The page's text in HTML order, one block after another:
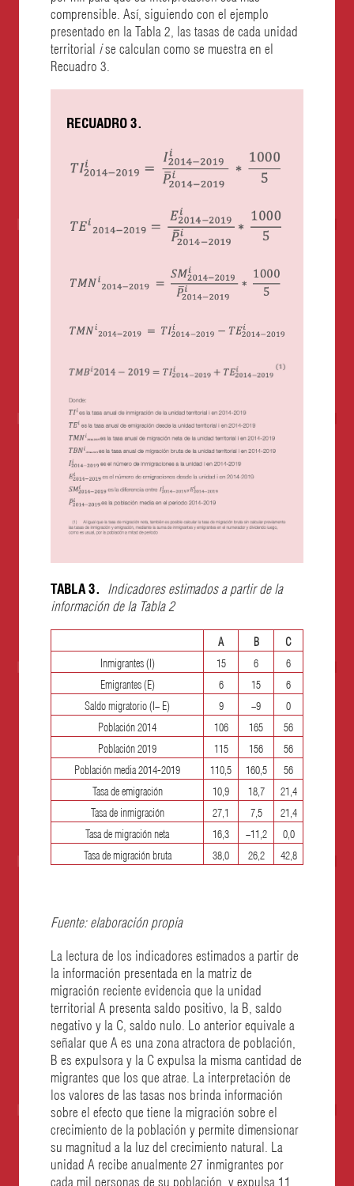
comprensible. Así, siguiendo con el ejemplo
presentado en la Tabla 2, las tasas de cada unidad
territorial ise calculan como se muestra en el
Recuadro 3.
RECUADRO 3.
TABLA 3. Indicadores estimados a partir de la
información de la Tabla 2
A B C
Inmigrantes (I) 15 6 6
Emigrantes (E) 6 15 6
Saldo migratorio (I E) 9 9 0
Población 2014 106 165 56
Población 2019 115 156 56
Población media 2014-2019 110,5 160,5 56
Tasa de emigración 10,9 18,7 21,4
Tasa de inmigración 27,1 7,5 21,4
Tasa de migración neta 16,3 11,2 0,0
Tasa de migración bruta 38,0 26,2 42,8
Fuente: elaboración propia
La lectura de los indicadores estimados a partir de
la información presentada en la matriz de
migración reciente evidencia que la unidad
territorial A presenta saldo positivo, la B, saldo
negativo y la C, saldo nulo. Lo anterior equivale a
señalar que A es una zona atractora de población,
B es expulsora y la C expulsa la misma cantidad de
migrantes que los que atrae. La interpretación de
los valores de las tasas nos brinda información
sobre el efecto que tiene la migración sobre el
crecimiento de la población y permite dimensionar
su magnitud a la luz del crecimiento natural. La
unidad A recibe anualmente 27 inmigrantes por
cada mil personas de su población, y expulsa 11